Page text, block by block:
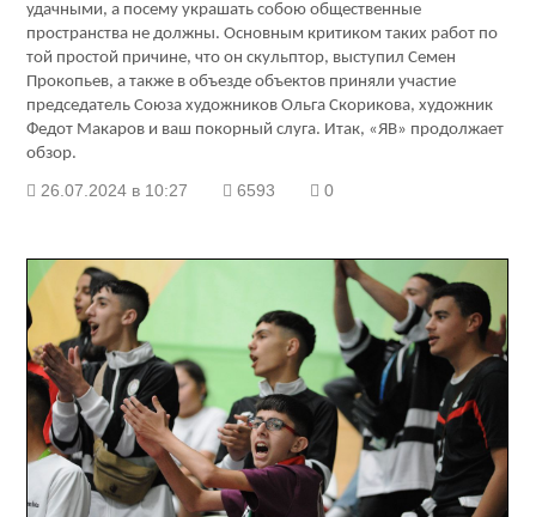
удачными, а посему украшать собою общественные
пространства не должны. Основным критиком таких работ по
той простой причине, что он скульптор, выступил Семен
Прокопьев, а также в объезде объектов приняли участие
председатель Союза художников Ольга Скорикова, художник
Федот Макаров и ваш покорный слуга. Итак, «ЯВ» продолжает
обзор.
26.07.2024 в 10:27 6593 0